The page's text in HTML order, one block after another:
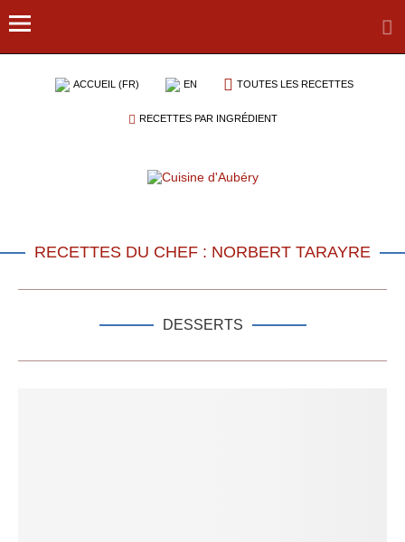
ACCUEIL (FR) EN TOUTES LES RECETTES
RECETTES PAR INGRÉDIENT
RECETTES DU CHEF : NORBERT TARAYRE
DESSERTS